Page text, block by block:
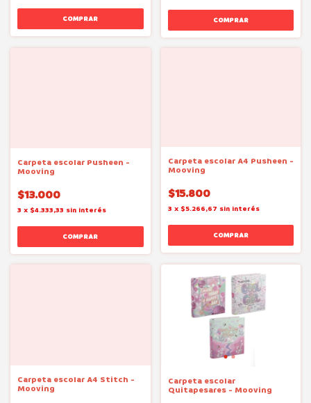
Carpeta escolar Pusheen -
Mooving
$13.000
3 x $4.333,33 sin interés
Carpeta escolar A4 Pusheen -
Mooving
$15.800
3 x $5.266,67 sin interés
Carpeta escolar A4 Stitch -
Mooving
Carpeta escolar
Quitapesares - Mooving